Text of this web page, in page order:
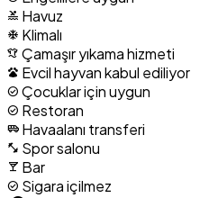
pool Havuz
ac_unit Klimalı
laundry Çamaşır yıkama hizmeti
pets Evcil hayvan kabul ediliyor
check_circle Çocuklar için uygun
check_circle Restoran
airport_shuttle Havaalanı transferi
fitness_center Spor salonu
local_bar Bar
check_circle Sigara içilmez